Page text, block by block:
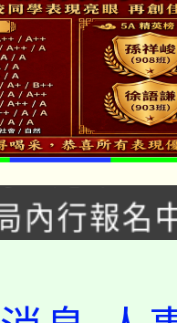
29、30在
於龍潭區
內行報名
，桃園電
運動會8/